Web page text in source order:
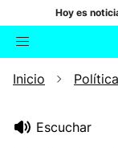
Hoy es
Buscador
Inicio Política
Escuchar